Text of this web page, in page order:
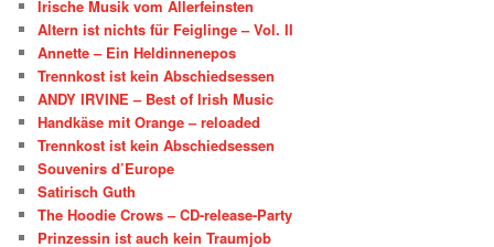
Irische Musik vom Allerfeinsten
Altern ist nichts für Feiglinge – Vol. II
Annette – Ein Heldinnenepos
Trennkost ist kein Abschiedsessen
ANDY IRVINE – Best of Irish Music
Handkäse mit Orange – reloaded
Trennkost ist kein Abschiedsessen
Souvenirs d’Europe
Satirisch Guth
The Hoodie Crows – CD-release-Party
Prinzessin ist auch kein Traumjob